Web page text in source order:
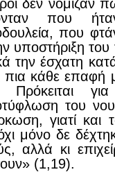
δεν νόμιζαν
που
που
υποστήριξη
την έσχατη
πια κάθε επαφή
Πρόκειται
του
γιατί και
μόνο δε
αλλά κι
(1,19).